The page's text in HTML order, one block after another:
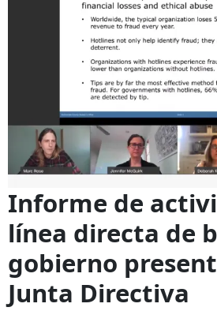
Informe de
línea directa de
gobierno
Junta Directiva